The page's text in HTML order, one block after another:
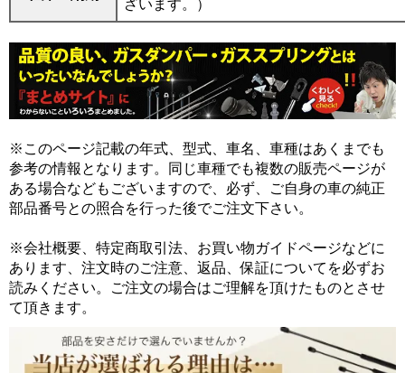
ざいます。）
※このページ記載の年式、型式、車名、車種はあくまでも
参考の情報となります。同じ車種でも複数の販売ページが
ある場合などもございますので、必ず、ご自身の車の純正
部品番号との照合を行った後でご注文下さい。
※会社概要、特定商取引法、お買い物ガイドページなどに
あります、注文時のご注意、返品、保証についてを必ずお
読みください。ご注文の場合はご理解を頂けたものとさせ
て頂きます。